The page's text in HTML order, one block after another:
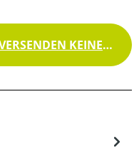
NACHRICHT SENDEN. ! WIR VERSENDEN KEINE WAREN !